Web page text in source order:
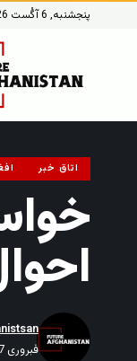
پنجشنبه, 6 آگُست 2026
اتاق خبر
فبروری 17, 2026 10:37 ق.ظ